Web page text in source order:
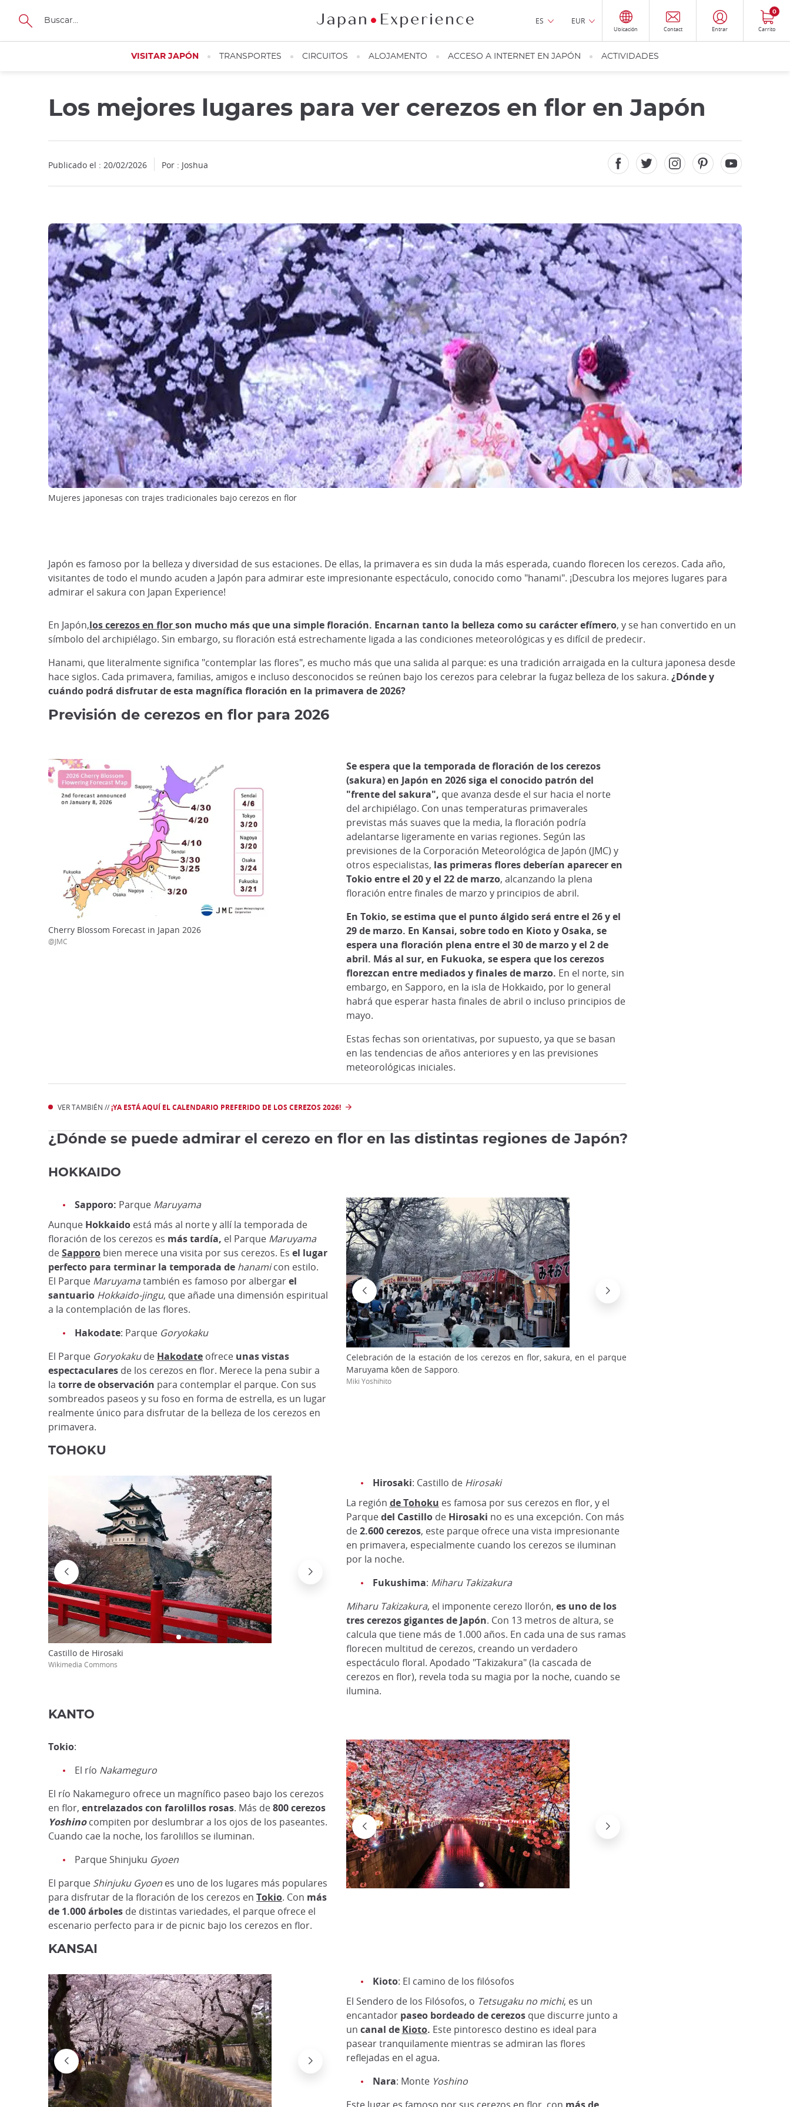
Tamaño
ES EUR
Ubicación Contact Entrar Carrito
0
VISITAR JAPÓN TRANSPORTES CIRCUITOS ALOJAMENTO ACCESO A INTERNET EN JAPÓN ACTIVIDADES
Los mejores lugares para ver cerezos en flor en Japón
Publicado el : 20/02/2026 Por : Joshua
Mujeres japonesas con trajes tradicionales bajo cerezos en flor
Japón es famoso por la belleza y diversidad de sus estaciones. De ellas, la primavera es sin duda la más esperada, cuando florecen los cerezos. Cada año,
visitantes de todo el mundo acuden a Japón para admirar este impresionante espectáculo, conocido como "hanami". ¡Descubra los mejores lugares para
admirar el sakura con Japan Experience!
En Japón,los cerezos en florson mucho más que una simple floración. Encarnan tanto la belleza como su carácter efímero, y se han convertido en un
símbolo del archipiélago. Sin embargo, su floración está estrechamente ligada a las condiciones meteorológicas y es difícil de predecir.
Hanami, que literalmente significa "contemplar las flores", es mucho más que una salida al parque: es una tradición arraigada en la cultura japonesa desde
hace siglos. Cada primavera, familias, amigos e incluso desconocidos se reúnen bajo los cerezos para celebrar la fugaz belleza de los sakura. ¿Dónde y
cuándo podrá disfrutar de esta magnífica floración en la primavera de 2026?
Previsión de cerezos en flor para 2026
Se espera que la temporada de floración de los cerezos
(sakura) en Japón en 2026 siga el conocido patrón del
"frente del sakura", que avanza desde el sur hacia el norte
del archipiélago. Con unas temperaturas primaverales
previstas más suaves que la media, la floración podría
adelantarse ligeramente en varias regiones. Según las
previsiones de la Corporación Meteorológica de Japón (JMC) y
otros especialistas, las primeras flores deberían aparecer en
Tokio entre el 20 y el 22 de marzo, alcanzando la plena
floración entre finales de marzo y principios de abril.
En Tokio, se estima que el punto álgido será entre el 26 y el
29 de marzo. En Kansai, sobre todo en Kioto y Osaka, se
espera una floración plena entre el 30 de marzo y el 2 de
abril. Más al sur, en Fukuoka, se espera que los cerezos
florezcan entre mediados y finales de marzo. En el norte, sin
embargo, en Sapporo, en la isla de Hokkaido, por lo general
habrá que esperar hasta finales de abril o incluso principios de
mayo.
Estas fechas son orientativas, por supuesto, ya que se basan
en las tendencias de años anteriores y en las previsiones
meteorológicas iniciales.
Cherry Blossom Forecast in Japan 2026
@JMC
VER TAMBIÉN //¡YA ESTÁ AQUÍ EL CALENDARIO PREFERIDO DE LOS CEREZOS 2026!
¿Dónde se puede admirar el cerezo en flor en las distintas regiones de Japón?
HOKKAIDO
Sapporo: Parque Maruyama
Aunque Hokkaido está más al norte y allí la temporada de
floración de los cerezos es más tardía, el Parque Maruyama
deSapporo bien merece una visita por sus cerezos. Es el lugar
perfecto para terminar la temporada de hanamicon estilo.
El Parque Maruyamatambién es famoso por albergarel
santuario Hokkaido-jingu, que añade una dimensión espiritual
a la contemplación de las flores.
Hakodate: Parque Goryokaku
El Parque Goryokakude Hakodate ofrece unas vistas
espectaculares de los cerezos en flor. Merece la pena subir a
la torre de observación para contemplar el parque. Con sus
sombreados paseos y su foso en forma de estrella, es un lugar
realmente único para disfrutar de la belleza de los cerezos en
primavera.
Celebración de la estación de los cerezos en flor, sakura, en el parque
Maruyama kôen de Sapporo.
Miki Yoshihito
TOHOKU
Hirosaki: Castillo de Hirosaki
La región de Tohoku es famosa por sus cerezos en flor, y el
Parquedel Castillode Hirosaki no es una excepción. Con más
de2.600 cerezos, este parque ofrece una vista impresionante
en primavera, especialmente cuando los cerezos se iluminan
por la noche.
Fukushima: Miharu Takizakura
Miharu Takizakura, el imponente cerezo llorón, es uno de los
tres cerezos gigantes de Japón. Con 13 metros de altura, se
calcula que tiene más de 1.000 años. En cada una de sus ramas
florecen multitud de cerezos, creando un verdadero
espectáculo floral. Apodado "Takizakura" (la cascada de
cerezos en flor), revela toda su magia por la noche, cuando se
ilumina.
Castillo de Hirosaki
Wikimedia Commons
Parque del Castillo de Hirosaki de noche
hirosakipark.jp
KANTO
Tokio:
El río Nakameguro
El río Nakameguro ofrece un magnífico paseo bajo los cerezos
en flor, entrelazados con farolillos rosas. Más de800 cerezos
Yoshinocompiten por deslumbrar a los ojos de los paseantes.
Cuando cae la noche, los farolillos se iluminan.
Parque Shinjuku Gyoen
El parque Shinjuku Gyoen es uno de los lugares más populares
para disfrutar de la floración de los cerezos en Tokio. Con más
de 1.000 árboles de distintas variedades, el parque ofrece el
escenario perfecto para ir de picnic bajo los cerezos en flor.
KANSAI
Kioto: El camino de los filósofos
El Sendero de los Filósofos, o Tetsugaku no michi, es un
encantador paseo bordeado de cerezos que discurre junto a
un canal de Kioto. Este pintoresco destino es ideal para
pasear tranquilamente mientras se admiran las flores
reflejadas en el agua.
Nara: Monte Yoshino